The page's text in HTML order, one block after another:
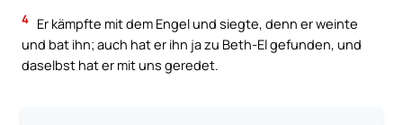
4 Er kämpfte mit dem Engel und siegte, denn er weinte
und bat ihn; auch hat er ihn ja zu Beth-El gefunden, und
daselbst hat er mit uns geredet.